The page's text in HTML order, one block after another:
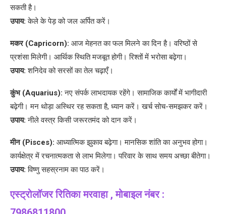
सकती है।
उपाय: केले के पेड़ को जल अर्पित करें।
मकर (Capricorn): आज मेहनत का फल मिलने का दिन है। वरिष्ठों से
प्रशंसा मिलेगी। आर्थिक स्थिति मजबूत होगी। रिश्तों में भरोसा बढ़ेगा।
उपाय: शनिदेव को सरसों का तेल चढ़ाएँ।
कुंभ (Aquarius): नए संपर्क लाभदायक रहेंगे। सामाजिक कार्यों में भागीदारी
बढ़ेगी। मन थोड़ा अस्थिर रह सकता है, ध्यान करें। खर्च सोच-समझकर करें।
उपाय: नीले वस्त्र किसी जरूरतमंद को दान करें।
मीन (Pisces): आध्यात्मिक झुकाव बढ़ेगा। मानसिक शांति का अनुभव होगा।
कार्यक्षेत्र में रचनात्मकता से लाभ मिलेगा। परिवार के साथ समय अच्छा बीतेगा।
उपाय: विष्णु सहस्रनाम का पाठ करें।
एस्ट्रोलॉजर रितिका मरवाहा , मोबाइल नंबर :